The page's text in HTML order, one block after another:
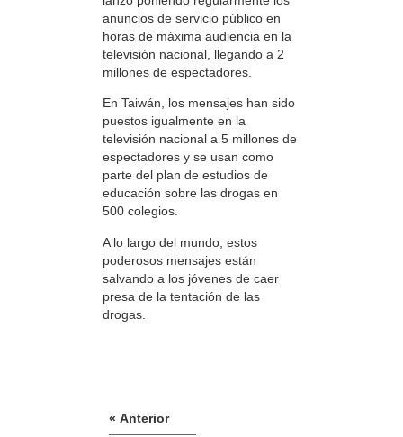
anuncios de servicio público en
horas de máxima audiencia en la
televisión nacional, llegando a 2
millones de espectadores.
En Taiwán, los mensajes han sido
puestos igualmente en la
televisión nacional a 5 millones de
espectadores y se usan como
parte del plan de estudios de
educación sobre las drogas en
500 colegios.
A lo largo del mundo, estos
poderosos mensajes están
salvando a los jóvenes de caer
presa de la tentación de las
drogas.
« Anterior